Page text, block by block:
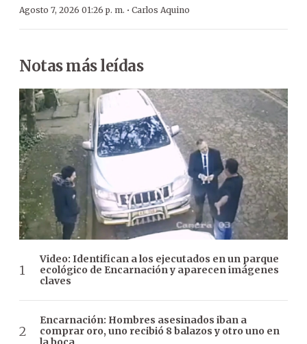
Agosto 7, 2026 01:26 p. m. · Carlos Aquino
Notas más leídas
Video: Identifican a los ejecutados en un parque
ecológico de Encarnación y aparecen imágenes
claves
Encarnación: Hombres asesinados iban a
comprar oro, uno recibió 8 balazos y otro uno en